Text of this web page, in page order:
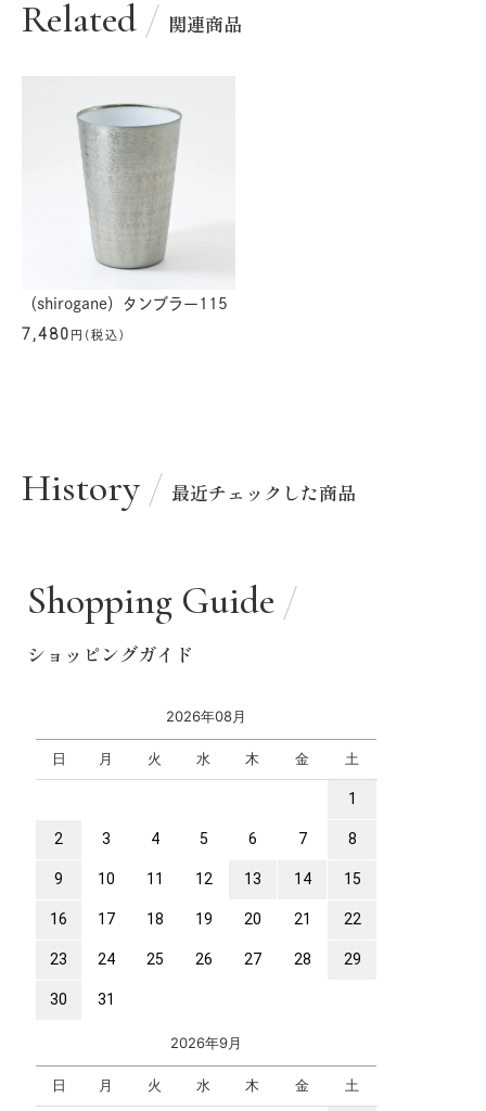
Related 関連商品
（shirogane）タンブラー115
7,480 円(税込)
History 最近チェックした商品
Shopping Guide
ショッピングガイド